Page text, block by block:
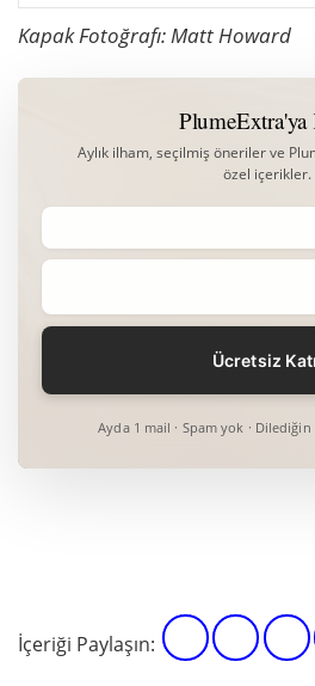
Kapak Fotoğrafı: Matt Howard
PlumeExtra'ya
Aylık ilham, seçilmiş öneriler ve
özel içerikler.
Ayda 1 mail · Spam yok ·
İçeriği Paylaşın: